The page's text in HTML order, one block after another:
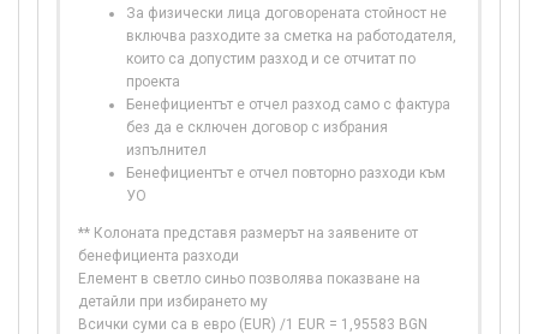
За физически лица договорената стойност не
включва разходите за сметка на работодателя,
които са допустим разход и се отчитат по
проекта
Бенефициентът е отчел разход само с фактура
без да е сключен договор с избрания
изпълнител
Бенефициентът е отчел повторно разходи към
УО
** Колоната представя размерът на заявените от
бенефициента разходи
Елемент в светло синьо позволява показване на
детайли при избирането му
Всички суми са в евро (EUR) /1 EUR = 1,95583 BGN